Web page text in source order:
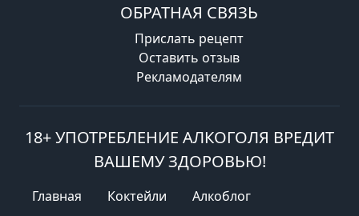
ОБРАТНАЯ СВЯЗЬ
Прислать рецепт
Оставить отзыв
Рекламодателям
18+ УПОТРЕБЛЕНИЕ АЛКОГОЛЯ ВРЕДИТ
ВАШЕМУ ЗДОРОВЬЮ!
Главная Коктейли Алкоблог